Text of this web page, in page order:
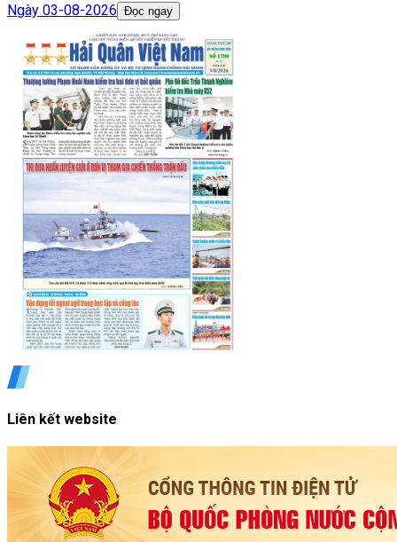
Ngày 03-08-2026 Đọc ngay
Liên kết website